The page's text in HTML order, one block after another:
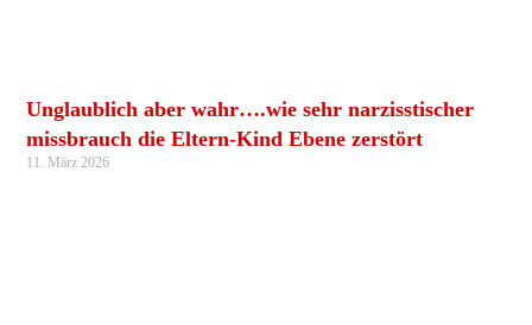
Unglaublich aber wahr….wie sehr narzisstischer
missbrauch die Eltern-Kind Ebene zerstört
11. März 2026